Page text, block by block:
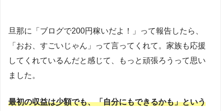
旦那に「ブログで200円稼いだよ！」って報告したら、
「おお、すごいじゃん」って言ってくれて。家族も応援
してくれているんだと感じて、もっと頑張ろうって思い
ました。
最初の収益は少額でも、「自分にもできるかも」という